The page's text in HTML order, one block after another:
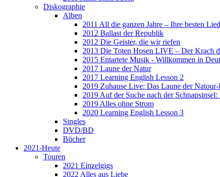
Diskographie
Alben
2011 All die ganzen Jahre – Ihre besten
2012 Ballast der Republik
2012 Die Geister, die wir riefen
2013 Die Toten Hosen LIVE – Der Krach
2015 Entartete Musik - Willkommen in
2017 Laune der Natur
2017 Learning English Lesson 2
2019 Zuhause Live: Das Laune der
2019 Auf der Suche nach der
2019 Alles ohne Strom
2020 Learning English Lesson 3
Singles
DVD/BD
Bücher
2021-Heute
Touren
2021 Einzelgigs
2022 Alles aus Liebe